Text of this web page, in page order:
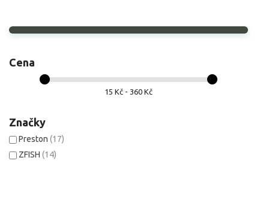
Cena
15 Kč - 360 Kč
Značky
Preston (17)
ZFISH (14)